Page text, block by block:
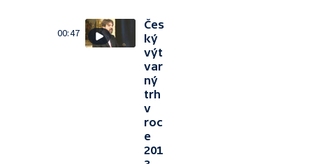
00:47
Čes
ký
výt
var
ný
trh
v
roc
e
201